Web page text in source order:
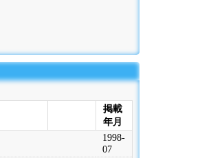
掲載
年月
1998-
07